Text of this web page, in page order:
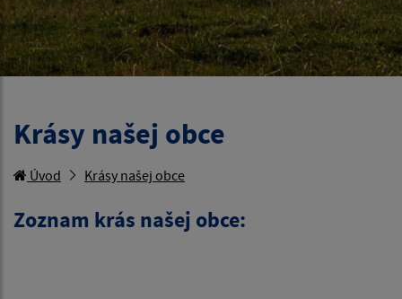
Krásy našej obce
Úvod Krásy našej obce
Zoznam krás našej obce: